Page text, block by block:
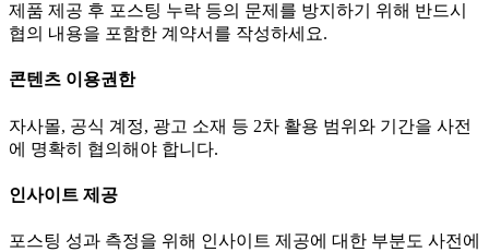
제품 제공 후 포스팅 누락 등의 문제를 방지하기 위해 반드시
협의 내용을 포함한 계약서를 작성하세요.
콘텐츠 이용권한
자사몰, 공식 계정, 광고 소재 등 2차 활용 범위와 기간을 사전
에 명확히 협의해야 합니다.
인사이트 제공
포스팅 성과 측정을 위해 인사이트 제공에 대한 부분도 사전에